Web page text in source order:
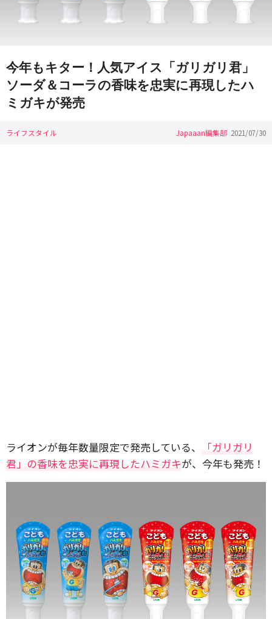
今年もキター！人気アイス「ガリガリ君」
ソーダ＆コーラの香味を忠実に再現したハ
ミガキが発売
ライフスタイル Japaaan編集部 2021/07/30
ライオンが毎年数量限定で発売している、
「ガリガリ
君」の香味を忠実に再現したハミガキが、今年も発売！